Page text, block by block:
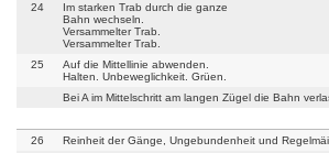
24
Im starken Trab durch die ganze
Bahn wechseln.
Versammelter Trab.
Versammelter Trab.
25
Auf die Mittellinie abwenden.
Halten. Unbeweglichkeit. Grüen.
Bei A im Mittelschritt am langen Zügel die Bahn
26
Reinheit der Gänge, Ungebundenheit und